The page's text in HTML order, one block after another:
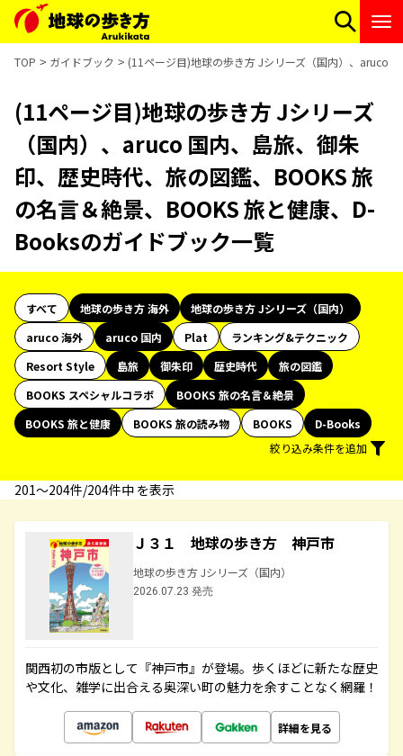
TOP ガイドブック (11ページ目)地球の歩き方 Jシリーズ（国内）、aruco
(11ページ目)地球の歩き方 Jシリーズ
（国内）、aruco 国内、島旅、御朱
印、歴史時代、旅の図鑑、BOOKS 旅
の名言＆絶景、BOOKS 旅と健康、D-
Booksのガイドブック一覧
すべて 地球の歩き方 海外
地球の歩き方 Jシリーズ（国内）
aruco 海外
aruco 国内 Plat
ランキング&テクニック
Resort Style
島旅 御朱印 歴史時代
旅の図鑑
BOOKS スペシャルコラボ
BOOKS 旅の名言＆絶景
BOOKS 旅と健康
BOOKS 旅の読み物 BOOKS
D-Books
絞り込み条件を追加
201〜204件/204件中 を表示
Ｊ３１ 地球の歩き方 神戸市
地球の歩き方 Jシリーズ（国内）
2026.07.23 発売
関西初の市版として『神戸市』が登場。歩くほどに新たな歴史
や文化、雑学に出合える奥深い町の魅力を余すことなく網羅！
詳細を見る